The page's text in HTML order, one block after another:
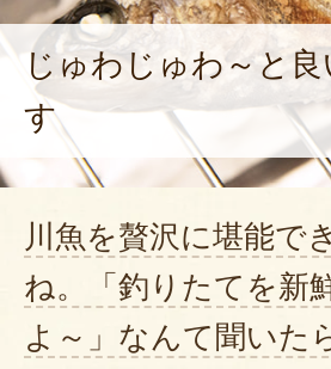
父の日にサプラ
ます。
今回この商品購
き」でスーパー
かなか「イワナ
まりすぐれない
めていた所、新
じゅわじゅわ～と
す
川魚を贅沢に堪能で
ね。「釣りたてを新
よ～」なんて聞いた